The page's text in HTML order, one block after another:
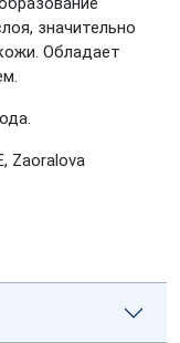
значительно
Обладает
Zaoralova